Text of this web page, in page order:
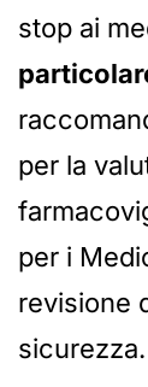
stop ai
per la
per i
revisione
sicurezza.